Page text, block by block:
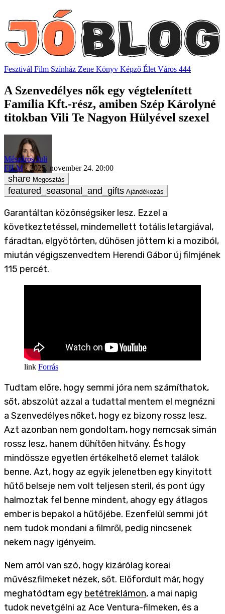
Fesztivál Film Színház Zene Könyv Képző Élet Város 444
A Szenvedélyes nők egy végtelenített
Família Kft.-rész, amiben Szép Károlyné
titokban Vili Te Nagyon Hülyével szexel
Mészáros Juli
FILM
2025. november 24. 20:00
Megosztás
Ajándékozás
Garantáltan közönségsiker lesz. Ezzel a
következtetéssel, mindemellett totális letargiával,
fáradtan, elgyötörten, dühösen jöttem ki a moziból,
miután végigszenvedtem Herendi Gábor új filmjének
115 percét.
Forrás
Tudtam előre, hogy semmi jóra nem számíthatok,
sőt, abszolút azzal a tudattal mentem el megnézni
a Szenvedélyes nőket, hogy ez bizony rossz lesz.
Azt azonban nem gondoltam, hogy nemcsak simán
rossz lesz, hanem dühítően hitvány. És hogy
mindössze egyetlen értékelhető elemet találok
benne. Azt, hogy az egyik jelenetben egy kinyitott
hűtő belseje nem volt teljesen steril, és pont úgy
halmoztak fel benne mindent, ahogy egy átlagos
ember is bepakol a hűtőjébe. Ezenfelül semmi jót
nem tudok mondani a filmről, pedig nincsenek
nekem nagy igényeim.
Nem arról van szó, hogy kizárólag koreai
művészfilmeket nézek, sőt. Előfordult már, hogy
meghatódtam egy betétreklámon, a mai napig
tudok nevetgélni az Ace Ventura-filmeken, és a